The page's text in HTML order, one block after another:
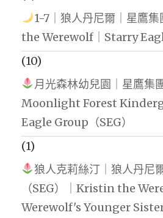
1-7｜狼人丹尼爾｜星鷹
the Werewolf｜Starry
(10)
月光森林幼兒園｜星鷹集
Moonlight Forest
Eagle Group（SEG）
(1)
狼人克莉絲汀｜狼人丹尼
（SEG）｜Kristin the
Werewolf's Younger